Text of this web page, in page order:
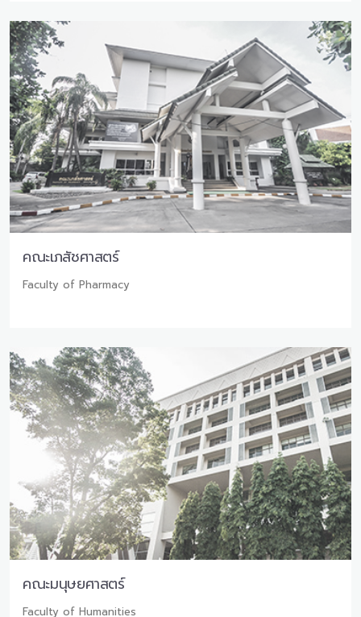
คณะเภสัชศาสตร์
Faculty of Pharmacy
คณะมนุษยศาสตร์
Faculty of Humanities